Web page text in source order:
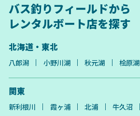
バス釣りフィールドから
レンタルボート店を探す
北海道・東北
八郎潟 小野川湖 秋元湖 桧原湖
関東
新利根川 霞ヶ浦 北浦 牛久沼